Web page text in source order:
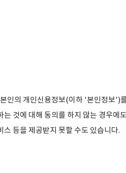
인의 개인신용정보(이하 '본인정보')
것에 대해 동의를 하지 않는 경우에
등을 제공받지 못할 수도 있습니다.